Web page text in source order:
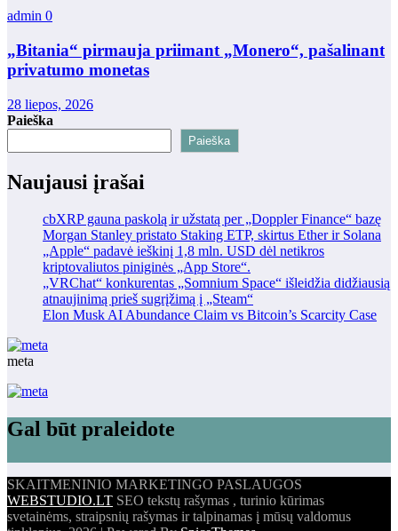
admin 0
„Bitania“ pirmauja priimant „Monero“, pašalinant
privatumo monetas
28 liepos, 2026
Paieška
Paieška
Naujausi įrašai
cbXRP gauna paskolą ir užstatą per „Doppler Finance“ bazę
Morgan Stanley pristato Staking ETP, skirtus Ether ir Solana
„Apple“ padavė ieškinį 1,8 mln. USD dėl netikros
kriptovaliutos piniginės „App Store“.
„VRChat“ konkurentas „Somnium Space“ išleidžia didžiausią
atnaujinimą prieš sugrįžimą į „Steam“
Elon Musk AI Abundance Claim vs Bitcoin’s Scarcity Case
meta
Gal būt praleidote
SKAITMENINIO MARKETINGO PASLAUGOS
WEBSTUDIO.LT SEO tekstų rašymas , turinio kūrimas
svetainėms, straipsnių rašymas ir talpinamas į mūsų valdomus